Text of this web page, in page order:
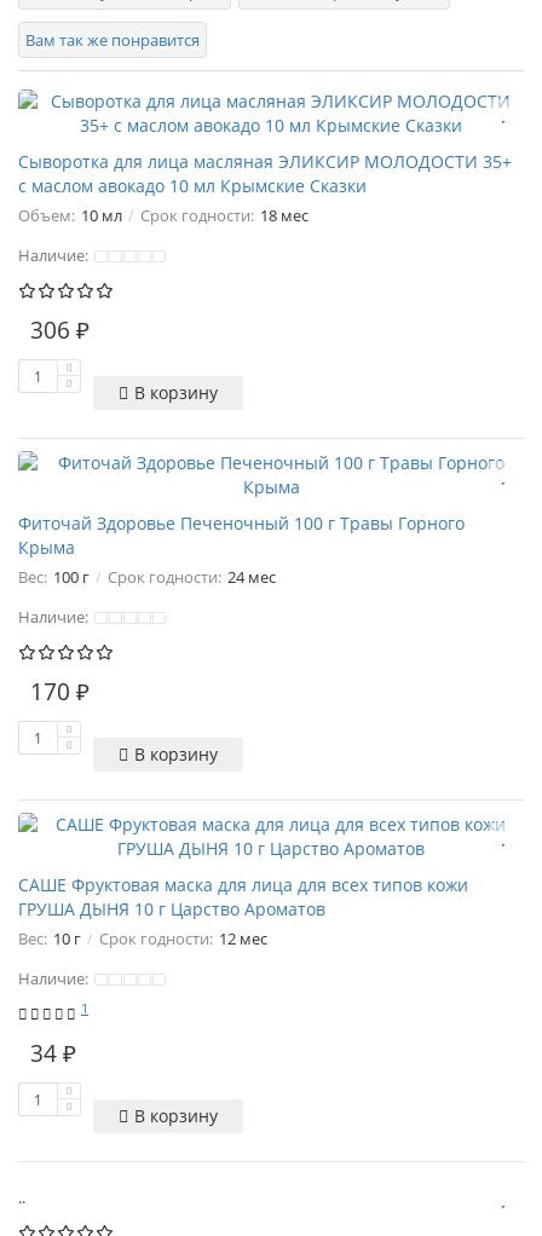
Вам так же понравится
Сыворотка для лица масляная ЭЛИКСИР МОЛОДОСТИ 35+
с маслом авокадо 10 мл Крымские Сказки
Объем: 10 мл Срок годности: 18 мес
Наличие:
306 ₽
В корзину
Фиточай Здоровье Печеночный 100 г Травы Горного
Крыма
Вес: 100 г Срок годности: 24 мес
Наличие:
170 ₽
В корзину
САШЕ Фруктовая маска для лица для всех типов кожи
ГРУША ДЫНЯ 10 г Царство Ароматов
Вес: 10 г Срок годности: 12 мес
Наличие:
1
34 ₽
В корзину
..